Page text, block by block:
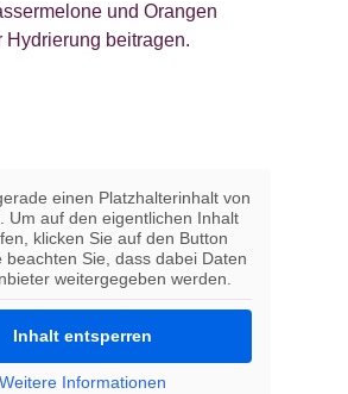
und Orangen
Hydrierung beitragen.
einen Platzhalterinhalt von
. Um auf den eigentlichen Inhalt
klicken Sie auf den Button
beachten Sie, dass dabei Daten
weitergegeben werden.
Inhalt entsperren
Weitere Informationen